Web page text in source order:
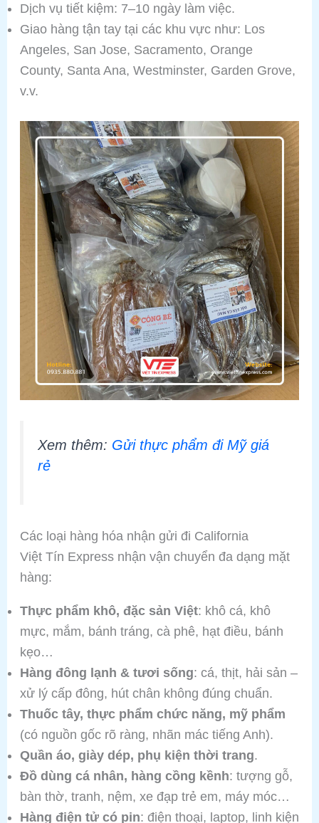
Dịch vụ tiết kiệm: 7–10 ngày làm việc.
Giao hàng tận tay tại các khu vực như: Los
Angeles, San Jose, Sacramento, Orange
County, Santa Ana, Westminster, Garden Grove,
v.v.
Xem thêm: Gửi thực phẩm đi Mỹ giá
rẻ
Các loại hàng hóa nhận gửi đi California
Việt Tín Express nhận vận chuyển đa dạng mặt
hàng:
Thực phẩm khô, đặc sản Việt: khô cá, khô
mực, mắm, bánh tráng, cà phê, hạt điều, bánh
kẹo…
Hàng đông lạnh & tươi sống: cá, thịt, hải sản –
xử lý cấp đông, hút chân không đúng chuẩn.
Thuốc tây, thực phẩm chức năng, mỹ phẩm
(có nguồn gốc rõ ràng, nhãn mác tiếng Anh).
Quần áo, giày dép, phụ kiện thời trang.
Đồ dùng cá nhân, hàng cồng kềnh: tượng gỗ,
bàn thờ, tranh, nệm, xe đạp trẻ em, máy móc…
Hàng điện tử có pin: điện thoại, laptop, linh kiện